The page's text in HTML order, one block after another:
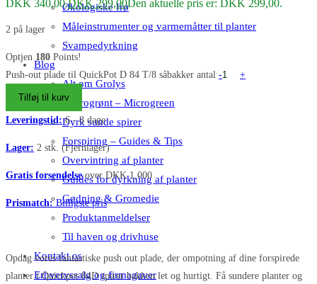
Økologiske frø
Måleinstrumenter og varmemåtter til planter
Svampedyrkning
Blog
Alt om Grolys
Mikrogrønt – Microgreen
Dyrk sunde spirer
Forspiring – Guides & Tips
Overvintring af planter
Guides for dyrkning af planter
Gødning & Gromedie
Produktanmeldelser
Til haven og drivhuse
Kontakt os
Erhvervssalg og firmagaver
DKK 340,00.DKK299,00Den aktuelle pris er: DKK 299,00.
2 på lager
Optjen 180 Points!
Push-out plade til QuickPot D 84 T/8 såbakker antal - +
Tilføj til kurv
Leveringstid:6 - 8 dage
Lager: 2 stk. (Fjernlager)
Gratis forsendelseover DKK 1,000
Prismatch:Billigste pris
Opdag vores fantastiske push out plade, der ompotning af dine forspirede
planter i Quickpot 84D spirer bakken let og hurtigt. Få sundere planter og